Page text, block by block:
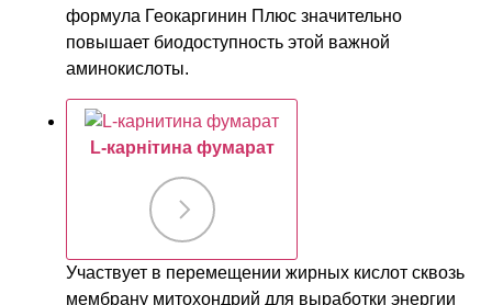
формула Геокаргинин Плюс значительно
повышает биодоступность этой важной
аминокислоты.
L-карнiтина фумарат
Участвует в перемещении жирных кислот сквозь
мембрану митохондрий для выработки энергии